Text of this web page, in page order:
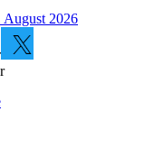
August 2026